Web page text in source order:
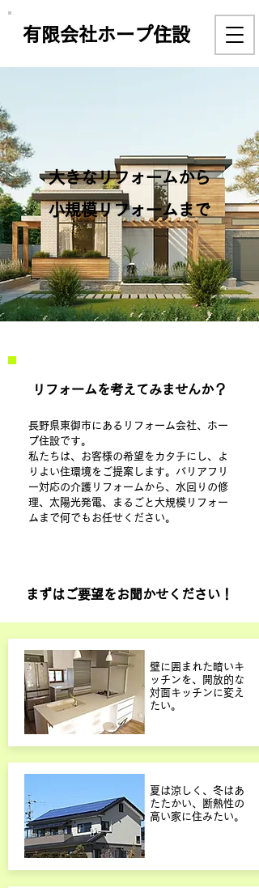
有限会社ホープ住設
大きなリフォームから
​小規模リフォームまで
リフォームを考えてみませんか？
長野県東御市にあるリフォーム会社、ホー
プ住設です。
​私たちは、お客様の希望をカタチにし、よ
りよい住環境をご提案します。バリアフリ
ー対応の介護リフォームから、水回りの修
理、太陽光発電、まるごと大規模リフォー
ムまで何でもお任せください。
​まずはご要望をお聞かせください！
​壁に囲まれた暗いキ
ッチンを、開放的な
対面キッチンに変え
たい。
​夏は涼しく、冬はあ
たたかい、断熱性の
高い家に住みたい。